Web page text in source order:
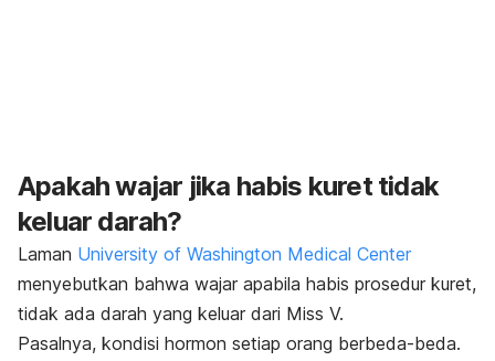
Apakah wajar jika habis kuret tidak
keluar darah?
Laman University of Washington Medical Center
menyebutkan bahwa wajar apabila habis prosedur kuret,
tidak ada darah yang keluar dari Miss V.
Pasalnya, kondisi hormon setiap orang berbeda-beda.